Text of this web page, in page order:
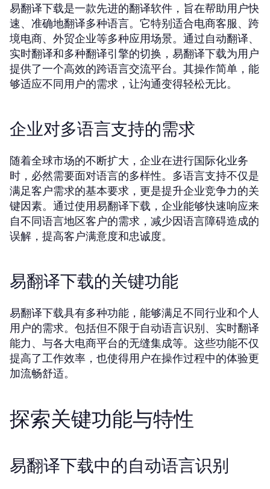
易翻译下载是一款先进的翻译软件，旨在帮助用户快
速、准确地翻译多种语言。它特别适合电商客服、跨
境电商、外贸企业等多种应用场景。通过自动翻译、
实时翻译和多种翻译引擎的切换，易翻译下载为用户
提供了一个高效的跨语言交流平台。其操作简单，能
够适应不同用户的需求，让沟通变得轻松无比。
企业对多语言支持的需求
随着全球市场的不断扩大，企业在进行国际化业务
时，必然需要面对语言的多样性。多语言支持不仅是
满足客户需求的基本要求，更是提升企业竞争力的关
键因素。通过使用易翻译下载，企业能够快速响应来
自不同语言地区客户的需求，减少因语言障碍造成的
误解，提高客户满意度和忠诚度。
易翻译下载的关键功能
易翻译下载具有多种功能，能够满足不同行业和个人
用户的需求。包括但不限于自动语言识别、实时翻译
能力、与各大电商平台的无缝集成等。这些功能不仅
提高了工作效率，也使得用户在操作过程中的体验更
加流畅舒适。
探索关键功能与特性
易翻译下载中的自动语言识别